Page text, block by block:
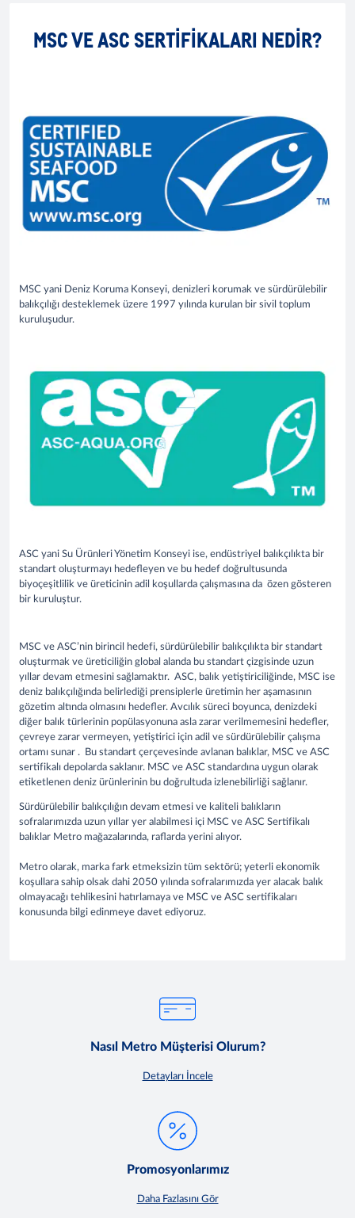
MSC VE ASC SERTIFIKALARI NEDIR?
MSC yani Deniz Koruma Konseyi, denizleri korumak ve sürdürülebilir
balıkçılığı desteklemek üzere 1997 yılında kurulan bir sivil toplum
kuruluşudur.
ASC yani Su Ürünleri Yönetim Konseyi ise, endüstriyel balıkçılıkta bir
standart oluşturmayı hedefleyen ve bu hedef doğrultusunda
biyoçeşitlilik ve üreticinin adil koşullarda çalışmasına da özen gösteren
bir kuruluştur.
MSC ve ASC’nin birincil hedefi, sürdürülebilir balıkçılıkta bir standart
oluşturmak ve üreticiliğin global alanda bu standart çizgisinde uzun
yıllar devam etmesini sağlamaktır. ASC, balık yetiştiriciliğinde, MSC ise
deniz balıkçılığında belirlediği prensiplerle üretimin her aşamasının
gözetim altında olmasını hedefler. Avcılık süreci boyunca, denizdeki
diğer balık türlerinin popülasyonuna asla zarar verilmemesini hedefler,
çevreye zarar vermeyen, yetiştirici için adil ve sürdürülebilir çalışma
ortamı sunar . Bu standart çerçevesinde avlanan balıklar, MSC ve ASC
sertifikalı depolarda saklanır. MSC ve ASC standardına uygun olarak
etiketlenen deniz ürünlerinin bu doğrultuda izlenebilirliği sağlanır.
Sürdürülebilir balıkçılığın devam etmesi ve kaliteli balıkların
sofralarımızda uzun yıllar yer alabilmesi içi MSC ve ASC Sertifikalı
balıklar Metro mağazalarında, raflarda yerini alıyor.
Metro olarak, marka fark etmeksizin tüm sektörü; yeterli ekonomik
koşullara sahip olsak dahi 2050 yılında sofralarımızda yer alacak balık
olmayacağı tehlikesini hatırlamaya ve MSC ve ASC sertifikaları
konusunda bilgi edinmeye davet ediyoruz.
Nasıl Metro Müşterisi Olurum?
Detayları İncele
Promosyonlarımız
Daha Fazlasını Gör